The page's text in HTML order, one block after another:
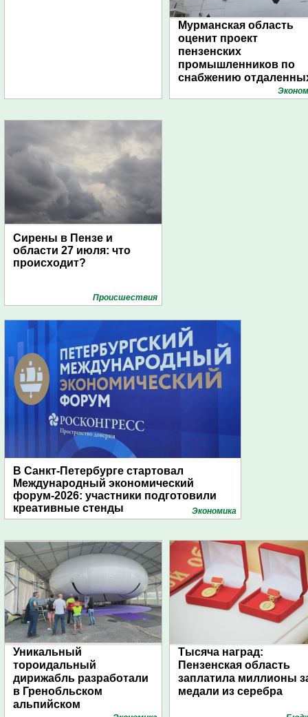
Мурманская область
оценит проект
пензенских
промышленников по
снабжению
поселений с помощью
Сирены в Пензе и
области 27 июля: что
происходит?
Проиcшествия
В Санкт-Петербурге стартовал
Международный экономический
форум-2026: участники подготовили
креативные стенды
Экономика
Уникальный
тороидальный
дирижабль разработали
в Гренобльском
альпийском
Тысяча наград:
Пензенская область
заплатила миллионы
медали из серебра